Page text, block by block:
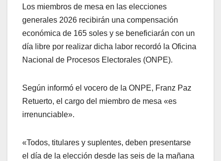
Los miembros de mesa en las elecciones
generales 2026 recibirán una compensación
económica de 165 soles y se beneficiarán con un
día libre por realizar dicha labor recordó la Oficina
Nacional de Procesos Electorales (ONPE).
Según informó el vocero de la ONPE, Franz Paz
Retuerto, el cargo del miembro de mesa «es
irrenunciable».
«Todos, titulares y suplentes, deben presentarse
el día de la elección desde las seis de la mañana